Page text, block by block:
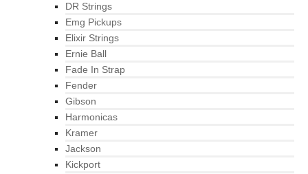
DR Strings
Emg Pickups
Elixir Strings
Ernie Ball
Fade In Strap
Fender
Gibson
Harmonicas
Kramer
Jackson
Kickport